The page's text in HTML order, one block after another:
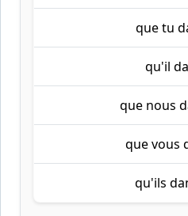
que tu
qu'il
que nous
que vous
qu'ils